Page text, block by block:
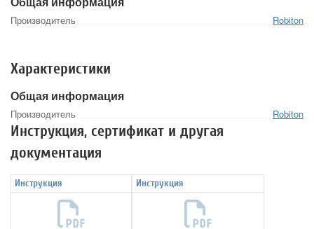
Производитель Robiton
Характеристики
Общая информация
Производитель Robiton
Инструкция, сертификат и другая
документация
Инструкция Инструкция